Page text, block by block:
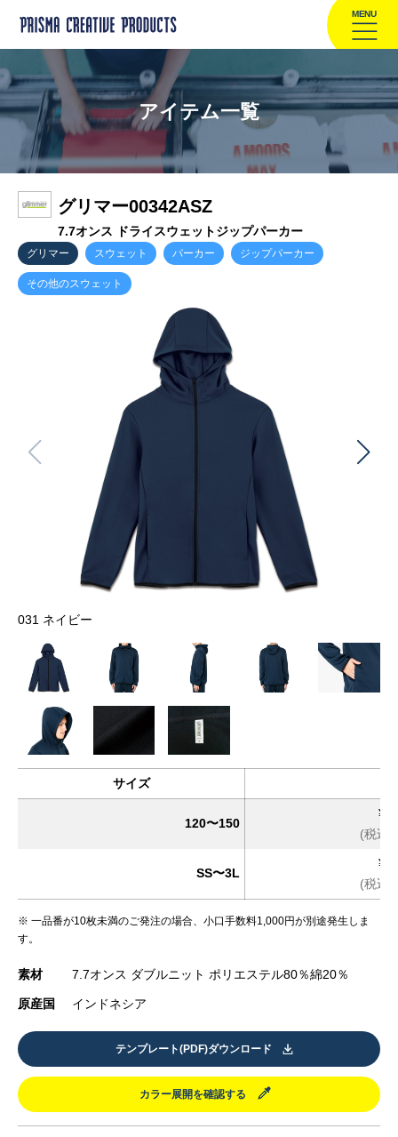
MENU
アイテム一覧
グリマー00342ASZ
7.7オンス ドライスウェットジップパーカー
グリマー スウェット パーカー ジップパーカー
その他のスウェット
031 ネイビー
サイズ
120〜150
(税込
SS〜3L
(税込
※ 一品番が10枚未満のご発注の場合、小口手数料1,000円が別途発生しま
す。
素材 7.7オンス ダブルニット ポリエステル80％綿20％
原産国 インドネシア
テンプレート(PDF)ダウンロード
カラー展開を確認する